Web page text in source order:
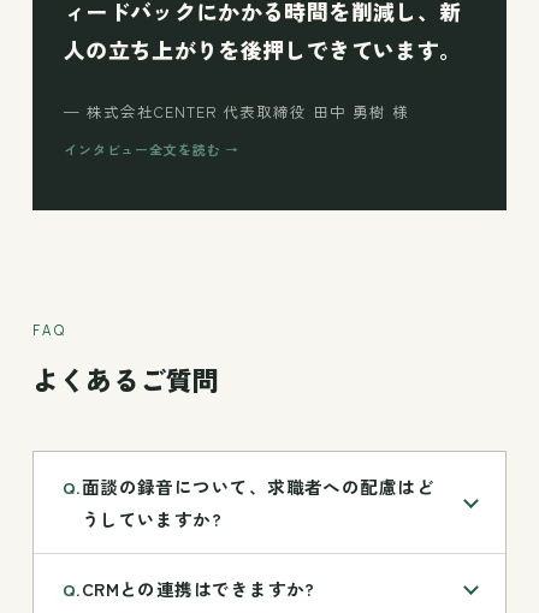
ィードバックにかかる時間を削減し、新
人の立ち上がりを後押しできています。
— 株式会社CENTER 代表取締役 田中 勇樹 様
インタビュー全文を読む →
FAQ
よくあるご質問
Q.面談の録音について、求職者への配慮はど
うしていますか?
Q.CRMとの連携はできますか?